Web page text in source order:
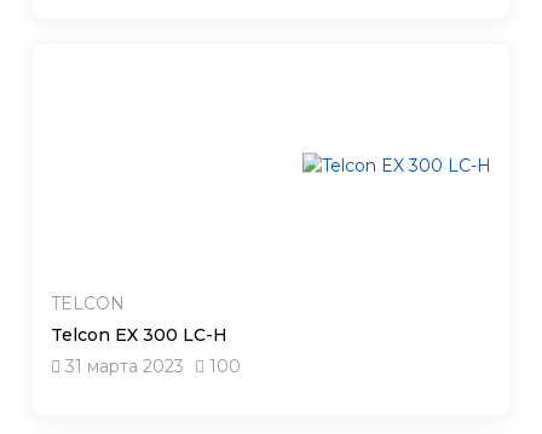
TELCON
Telcon EX 300 LC-H
31 марта 2023
100